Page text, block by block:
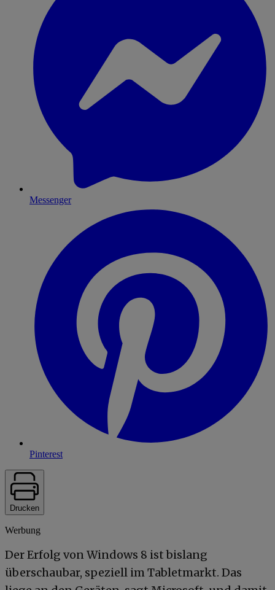
Messenger
Pinterest
Drucken
Werbung
Der Erfolg von Windows 8 ist bislang
überschaubar, speziell im Tabletmarkt. Das